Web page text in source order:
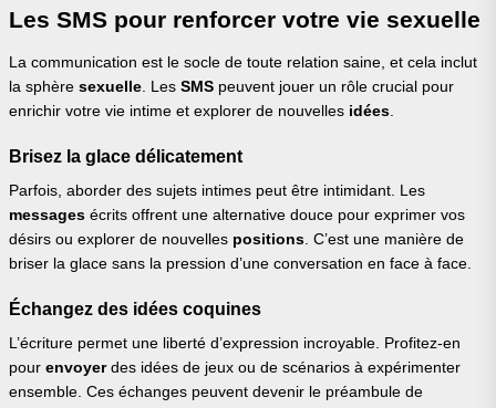
Les SMS pour renforcer votre vie sexuelle
La communication est le socle de toute relation saine, et cela inclut
la sphère sexuelle . Les SMS peuvent jouer un rôle crucial pour
enrichir votre vie intime et explorer de nouvelles idées
Brisez la glace délicatement
Parfois, aborder des sujets intimes peut être intimidant. Les
messages écrits offrent une alternative douce pour exprimer vos
désirs ou explorer de nouvelles positions . C’est une manière de
briser la glace sans la pression d’une conversation en face à face.
Échangez des idées coquines
L’écriture permet une liberté d’expression incroyable. Profitez-en
pour envoyerdes idées de jeux ou de scénarios à expérimenter
ensemble. Ces échanges peuvent devenir le préambule de